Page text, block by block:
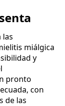
las
miálgica
y
pronto
con
de las